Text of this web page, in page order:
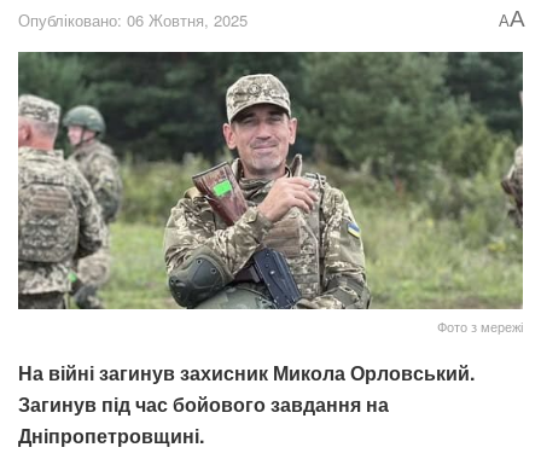
Опубліковано: 06 Жовтня, 2025 AA
Фото з мережі
На війні загинув захисник Микола Орловський.
Загинув під час бойового завдання на
Дніпропетровщині.